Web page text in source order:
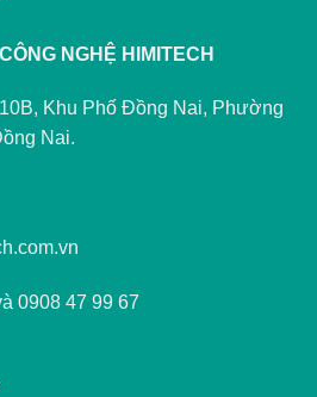
NGHỆ HIMITECH
Khu Phố Đồng Nai, Phường
Nai.
0908 47 99 67